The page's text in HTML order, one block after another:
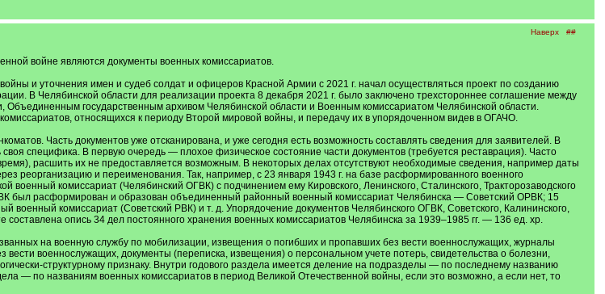
Наверх ##
войне являются документы военных комиссариатов.
и уточнения имен и судеб солдат и офицеров Красной Армии с 2021 г. начал осуществляться проект по созданию
В Челябинской области для реализации проекта 8 декабря 2021 г. было заключено трехстороннее соглашение между
Объединенным государственным архивом Челябинской области и Военным комиссариатом Челябинской области.
относящихся к периоду Второй мировой войны, и передачу их в упорядоченном видев в ОГАЧО.
Часть документов уже отсканирована, и уже сегодня есть возможность составлять сведения для заявителей. В
специфика. В первую очередь — плохое физическое состояние части документов (требуется реставрация). Часто
расшить их не предоставляется возможным. В некоторых делах отсутствуют необходимые сведения, например даты
реорганизацию и переименования. Так, например, с 23 января 1943 г. на базе расформированного военного
военный комиссариат (Челябинский ОГВК) с подчинением ему Кировского, Ленинского, Сталинского, Тракторозаводского
был расформирован и образован объединенный районный военный комиссариат Челябинска — Советский ОРВК; 15
военный комиссариат (Советский РВК) и т. д. Упорядочение документов Челябинского ОГВК, Советского, Калининского,
составлена опись 34 дел постоянного хранения военных комиссариатов Челябинска за 1939–1985 гг. — 136 ед. хр.
на военную службу по мобилизации, извещения о погибших и пропавших без вести военнослужащих, журналы
военнослужащих, документы (переписка, извещения) о персональном учете потерь, свидетельства о болезни,
структурному признаку. Внутри годового раздела имеется деление на подразделы — по последнему названию
— по названиям военных комиссариатов в период Великой Отечественной войны, если это возможно, а если нет, то